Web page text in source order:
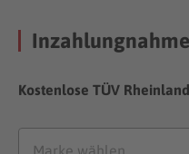
Kostenlose TÜV